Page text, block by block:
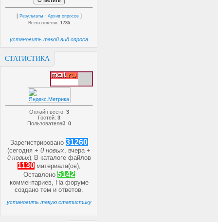
[ Результаты · Архив опросов ]
Всего ответов: 1735
установить такой вид опроса
СТАТИСТИКА
Онлайн всего: 3
Гостей: 3
Пользователей: 0
Зарегистрировано 31260
(сегодня +0 новых, вчера +
0 новых) В каталоге файлов
1130 материала(ов),
Оставлено 5142
комментариев, На форуме
созданотем иответов.
установить такую статистику